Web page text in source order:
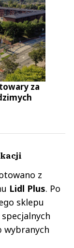
za
z
Lidl Plus. Po
sklepu
wybranych